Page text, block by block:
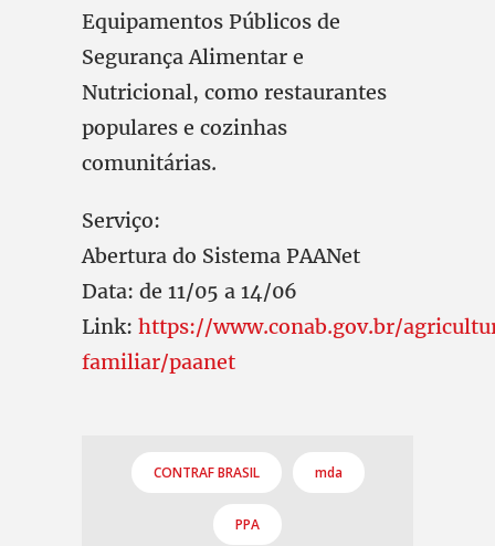
Equipamentos Públicos de
Segurança Alimentar e
Nutricional, como restaurantes
populares e cozinhas
comunitárias.
Serviço:
Abertura do Sistema PAANet
Data: de 11/05 a 14/06
Link: https://www.conab.gov.br/
familiar/paanet
CONTRAF BRASIL mda
PPA